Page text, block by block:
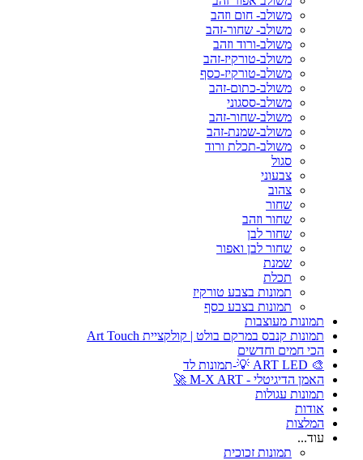
משולב- חום וזהב
משולב- שחור-זהב
משולב-ורוד וזהב
משולב-טורקיז-זהב
משולב-טורקיז-כסף
משולב-כתום-זהב
משולב-ססגוני
משולב-שחור-זהב
משולב-שמנת-זהב
משולב-תכלת ורוד
סגול
צבעוני
צהוב
שחור
שחור וזהב
שחור לבן
שחור לבן ואפור
שמנת
תכלת
תמונות בצבע טורקיז
תמונות בצבע כסף
תמונות מעוצבות
תמונות קנבס במרקם בולט | קולקציית Art Touch
הכי חמים וחדשים
🎨 ART LED 💡-תמונות לד
האמן הדיגיטלי - M-X ART 🚀
תמונות עגולות
אודות
המלצות
עוד...
תמונות זכוכית